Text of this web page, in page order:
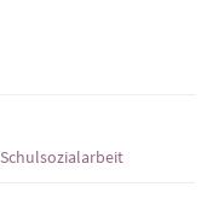
Schulsozialarbeit